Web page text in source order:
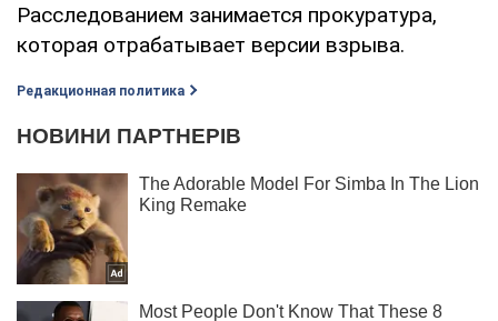
Расследованием занимается прокуратура,
которая отрабатывает версии взрыва.
Редакционная политика